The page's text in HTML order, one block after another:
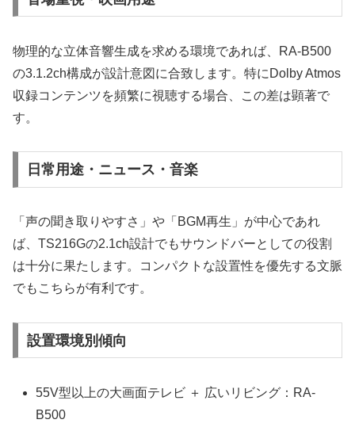
物理的な立体音響生成を求める環境であれば、RA-B500
の3.1.2ch構成が設計意図に合致します。特にDolby Atmos
収録コンテンツを頻繁に視聴する場合、この差は顕著で
す。
日常用途・ニュース・音楽
「声の聞き取りやすさ」や「BGM再生」が中心であれ
ば、TS216Gの2.1ch設計でもサウンドバーとしての役割
は十分に果たします。コンパクトな設置性を優先する文脈
でもこちらが有利です。
設置環境別傾向
55V型以上の大画面テレビ ＋ 広いリビング：RA-
B500